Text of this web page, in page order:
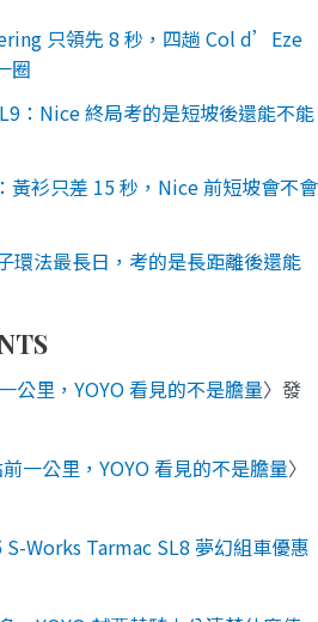
只領先 8 秒，四趟 Col d’Eze
圈
：Nice 終局考的是短坡後還能不能
黃衫只差 15 秒，Nice 前短坡會不會
環法最長日，考的是長距離後還能
公里，YOYO 看見的不是膽量〉發
一公里，YOYO 看見的不是膽量〉
S-Works Tarmac SL8 夢幻組車優惠